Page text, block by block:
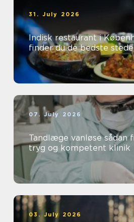
31. July 2026
Indisk restaurant i
finder du de bedste
07. July 2026
Tandlæge vanløse sådan finder du en
tryg og kompetent klinik
03. July 2026